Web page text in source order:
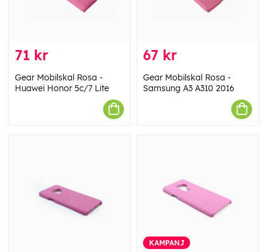
71 kr
Gear Mobilskal Rosa -
Huawei Honor 5c/7 Lite
67 kr
Gear Mobilskal Rosa -
Samsung A3 A310 2016
KAMPANJ